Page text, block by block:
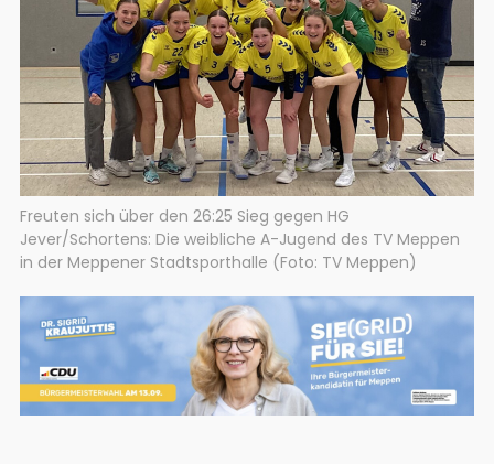
Freuten sich über den 26:25 Sieg gegen HG
Jever/Schortens: Die weibliche A-Jugend des TV Meppen
in der Meppener Stadtsporthalle (Foto: TV Meppen)